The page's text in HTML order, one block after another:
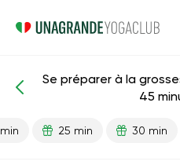
Grossesse
Se préparer à la
45
25 min 30 min